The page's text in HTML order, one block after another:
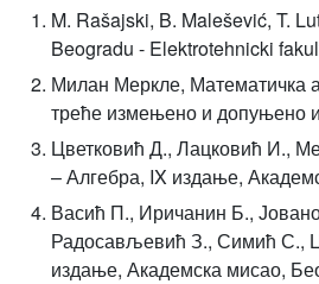
M. Rašajski, B. Malešević, T.
Beogradu - Elektrotehnicki
Милан Меркле, Математичка
треће измењено и допуњено
Цветковић Д., Лацковић И.,
– Алгебра, IX издање,
Васић П., Иричанин Б.,
Радосављевић З., Симић С.,
издање, Академска мисао,